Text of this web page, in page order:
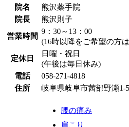
院名
熊沢薬手院
院長
熊沢則子
営業時間
9：30～13：00
(16時以降をご希望の方
定休日
日曜・祝日
(午後は毎日休み)
電話
058-271-4818
住所
岐阜県岐阜市茜部野瀬1-
腰の痛み
肩こり